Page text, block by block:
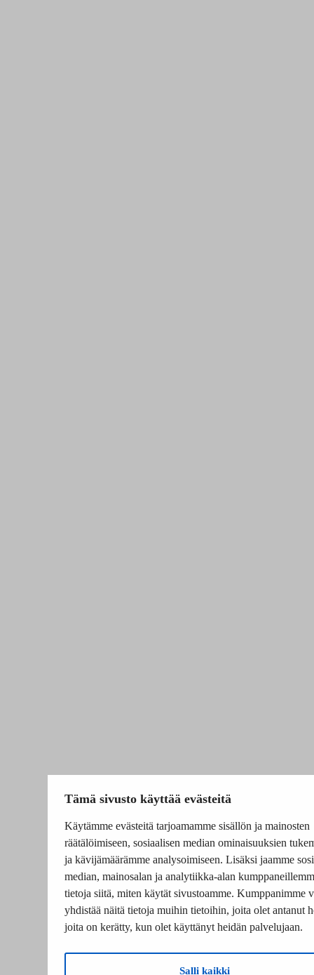
Tämä sivusto käyttää evästeitä
Käytämme evästeitä tarjoamamme sisällön ja mainosten
räätälöimiseen, sosiaalisen median ominaisuuksien
ja kävijämäärämme analysoimiseen. Lisäksi jaamme
median, mainosalan ja analytiikka-alan
tietoja siitä, miten käytät sivustoamme. Kumppanimme
yhdistää näitä tietoja muihin tietoihin, joita olet antanut
joita on kerätty, kun olet käyttänyt heidän palvelujaan.
Salli kaikki